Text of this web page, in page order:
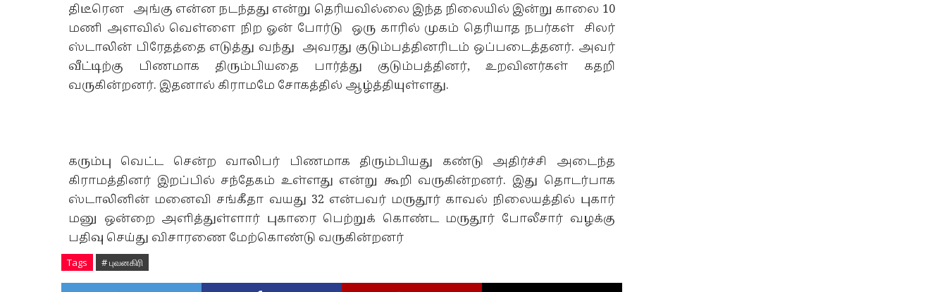
திடீரென அங்கு என்ன நடந்தது என்று தெரியவில்லை இந்த நிலையில் இன்று காலை 10
மணி அளவில் வெள்ளை நிற ஓன் போர்டு ஒரு காரில் முகம் தெரியாத நபர்கள் சிலர்
ஸ்டாலின் பிரேதத்தை எடுத்து வந்து அவரது குடும்பத்தினரிடம் ஒப்படைத்தனர். அவர்
வீட்டிற்கு பிணமாக திரும்பியதை பார்த்து குடும்பத்தினர், உறவினர்கள் கதறி
வருகின்றனர். இதனால் கிராமமே சோகத்தில் ஆழ்த்தியுள்ளது.
கரும்பு வெட்ட சென்ற வாலிபர் பிணமாக திரும்பியது கண்டு அதிர்ச்சி அடைந்த
கிராமத்தினர் இறப்பில் சந்தேகம் உள்ளது என்று கூறி வருகின்றனர். இது தொடர்பாக
ஸ்டாலினின் மனைவி சங்கீதா வயது 32 என்பவர் மருதூர் காவல் நிலையத்தில் புகார்
மனு ஒன்றை அளித்துள்ளார் புகாரை பெற்றுக் கொண்ட மருதூர் போலீசார் வழக்கு
பதிவு செய்து விசாரணை மேற்கொண்டு வருகின்றனர்
Tags # புவனகிரி